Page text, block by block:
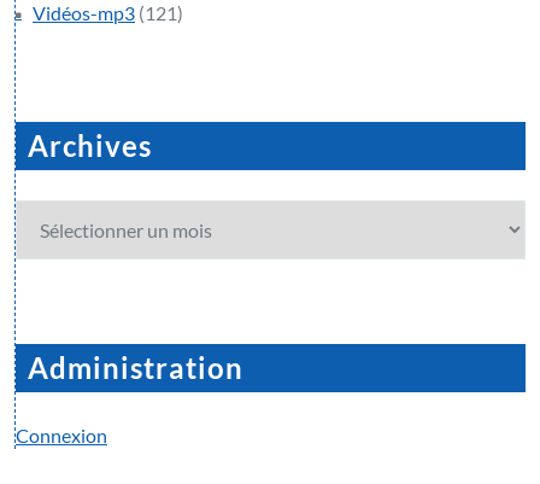
Vidéos-mp3 (121)
Archives
Archives
Administration
Connexion